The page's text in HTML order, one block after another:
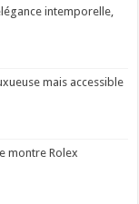
intemporelle,
mais accessible
montre Rolex